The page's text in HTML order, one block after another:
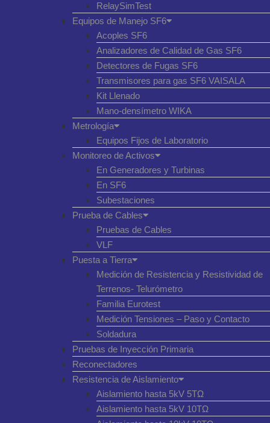
RelaySimTest
Equipos de Manejo SF6
Acoples SF6
Analizadores de Calidad de Gas SF6
Detectores de Fugas SF6
Transmisores para gas SF6 VAISALA
Kit Llenado
Mano-densímetro WIKA
Metrología
Equipos Fijos de Laboratorio
Monitoreo de Activos
En Generadores y Turbinas
En SF6
Subestaciones
Prueba de Cables
Pruebas de Cables
VLF
Puesta a Tierra
Medición de Resistencia y Resistividad de
Terrenos- Telurómetro
Familia Eurotest
Medición Tensiones – Paso y Contacto
Soldadura
Pruebas de Inyección Primaria
Reconectadores
Resistencia de Aislamiento
Aislamiento hasta 5kV 5TΩ
Aislamiento hasta 5kV 10TΩ